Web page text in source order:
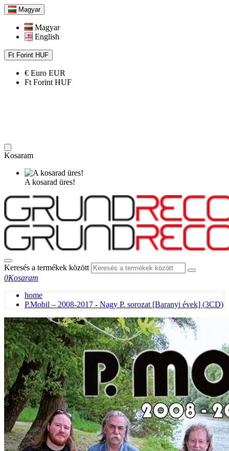
Magyar
Magyar
English
Ft Forint HUF
€ Euro EUR
Ft Forint HUF
Kosaram
A kosarad üres!
Keresés a termékek között
0Kosaram
home
P.Mobil – 2008-2017 - Nagy P. sorozat [Baranyi évek] (3CD)